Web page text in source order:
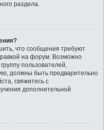
раздела.
что сообщения требуют
на форум. Возможно
пользователей,
должны быть предварительно
свяжитесь с
дополнительной